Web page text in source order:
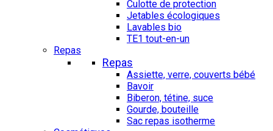
Culotte de protection
Jetables écologiques
Lavables bio
TE1 tout-en-un
Repas
Repas
Assiette, verre, couverts bébé
Bavoir
Biberon, tétine, suce
Gourde, bouteille
Sac repas isotherme